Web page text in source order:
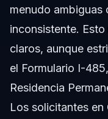
menudo ambiguas
inconsistente.
claros, aunque
el Formulario I-
Residencia
Los solicitantes en